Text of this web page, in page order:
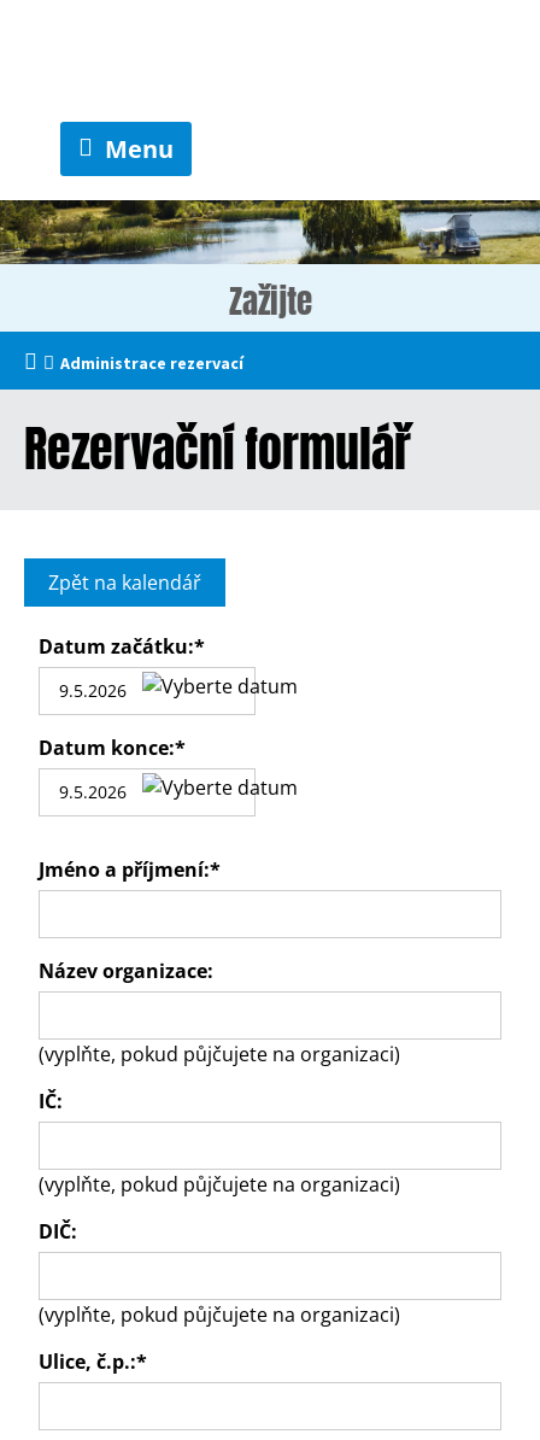
Menu
Zažijte
Administrace rezervací
Rezervační formulář
Zpět na kalendář
Datum začátku:*
Datum konce:*
Jméno a příjmení:*
Název organizace:
(vyplňte, pokud půjčujete na organizaci)
IČ:
(vyplňte, pokud půjčujete na organizaci)
DIČ:
(vyplňte, pokud půjčujete na organizaci)
Ulice, č.p.:*